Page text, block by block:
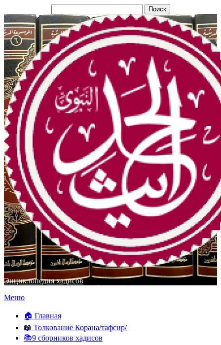
Энциклопедия хадисов
Перейти
содержимому
Меню
🏠 Главная
📖 Толкование Корана/тафсир/
📚9 сборников хадисов